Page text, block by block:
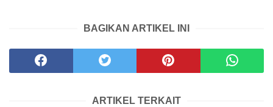
BAGIKAN ARTIKEL INI
ARTIKEL TERKAIT